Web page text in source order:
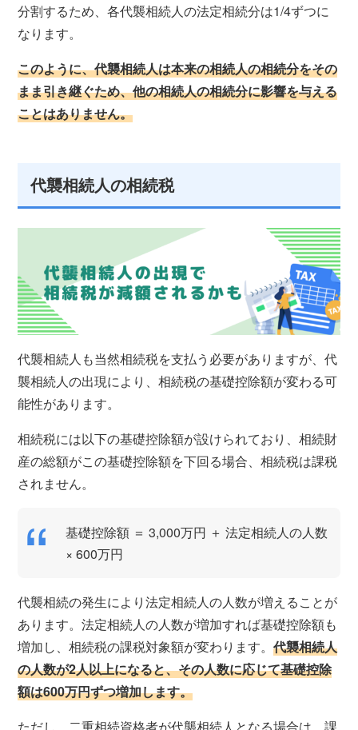
分割するため、各代襲相続人の法定相続分は1/4ずつに
なります。
このように、代襲相続人は本来の相続人の相続分をその
まま引き継ぐため、他の相続人の相続分に影響を与える
ことはありません。
代襲相続人の相続税
代襲相続人も当然相続税を支払う必要がありますが、代
襲相続人の出現により、相続税の基礎控除額が変わる可
能性があります。
相続税には以下の基礎控除額が設けられており、相続財
産の総額がこの基礎控除額を下回る場合、相続税は課税
されません。
基礎控除額 ＝ 3,000万円 ＋ 法定相続人の人数
× 600万円
代襲相続の発生により法定相続人の人数が増えることが
あります。法定相続人の人数が増加すれば基礎控除額も
増加し、相続税の課税対象額が変わります。代襲相続人
の人数が2人以上になると、その人数に応じて基礎控除
額は600万円ずつ増加します。